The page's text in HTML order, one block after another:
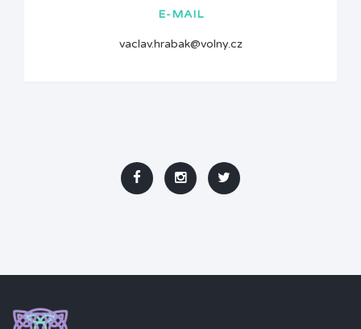
E-MAIL
vaclav.hrabak@volny.cz